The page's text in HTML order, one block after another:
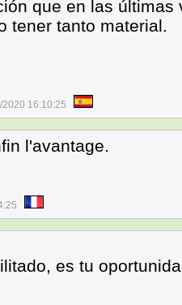
que en las
tener tanto material.
2020 16:10:25
l'avantage.
es tu